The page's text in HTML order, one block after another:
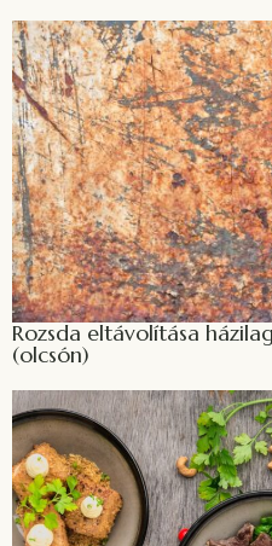
Rozsda eltávolítása
(olcsón)